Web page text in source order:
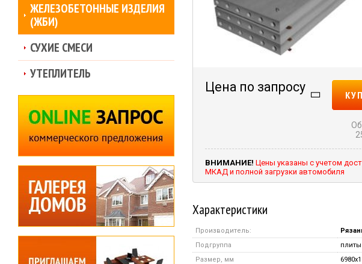
Цена по запросу
ВНИМАНИЕ! Цены указаны с учетом
МКАД и полной загрузки автомобиля
Характеристики
Производитель:
Подгруппа
Размер, мм
ЖЕЛЕЗОБЕТОННЫЕ ИЗДЕЛИЯ
(ЖБИ)
СУХИЕ СМЕСИ
УТЕПЛИТЕЛЬ